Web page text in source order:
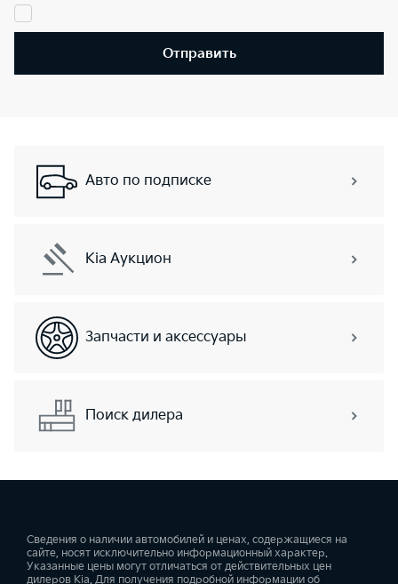
Отправить
Авто по подписке
Kia Аукцион
Запчасти и аксессуары
Поиск дилера
Сведения о наличии автомобилей и ценах, содержащиеся на
сайте, носят исключительно информационный характер.
Указанные цены могут отличаться от действительных цен
дилеров Kia. Для получения подробной информации об